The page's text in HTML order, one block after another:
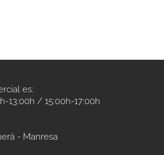
es:
13:00h / 15:00h-17:00h
- Manresa